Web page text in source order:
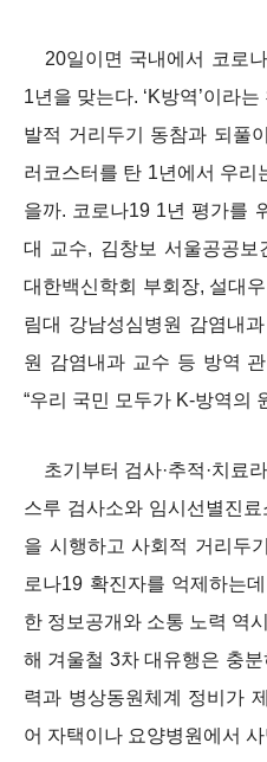
20일이면 국내에서 코로
1년을 맞는다. ‘K방역’이라
발적 거리두기 동참과 되풀
러코스터를 탄 1년에서 우리
을까. 코로나19 1년 평가를
대 교수, 김창보 서울공공보
대한백신학회 부회장, 설대
림대 강남성심병원 감염내
원 감염내과 교수 등 방역
“우리 국민 모두가 K-방역의
초기부터 검사·추적·치료
스루 검사소와 임시선별진
을 시행하고 사회적 거리두
로나19 확진자를 억제하는
한 정보공개와 소통 노력 역
해 겨울철 3차 대유행은 충
력과 병상동원체계 정비가
어 자택이나 요양병원에서